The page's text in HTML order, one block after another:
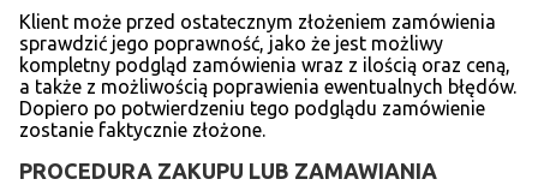
Klient może przed ostatecznym złożeniem zamówienia
sprawdzić jego poprawność, jako że jest możliwy
kompletny podgląd zamówienia wraz z ilością oraz ceną,
a także z możliwością poprawienia ewentualnych błędów.
Dopiero po potwierdzeniu tego podglądu zamówienie
zostanie faktycznie złożone.
PROCEDURA ZAKUPU LUB ZAMAWIANIA